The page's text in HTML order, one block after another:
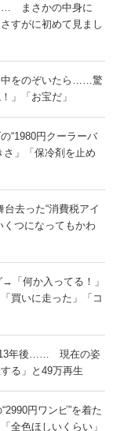
まさかの中身に
すがに初めて見まし
中をのぞいたら……驚
」「お宝だ」
“1980円クーラーバ
」「保冷剤を止め
台去った“消費税アイ
つになってもかわ
「何か入ってる！」
買いに走った」「コ
年後…… 現在の姿
る」と49万再生
円ワンピ”を着た
色ほしいくらい」